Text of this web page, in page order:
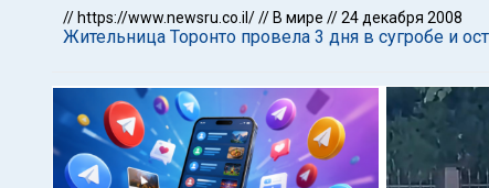
// https://www.newsru.co.il/// В мире //24 декабря 2008
Жительница Торонто провела 3 дня в сугробе и